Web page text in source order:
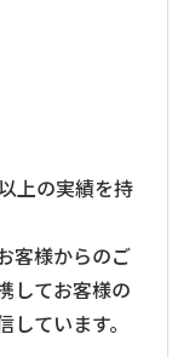
上の実績を持
客様からのご
してお客様の
ています。​